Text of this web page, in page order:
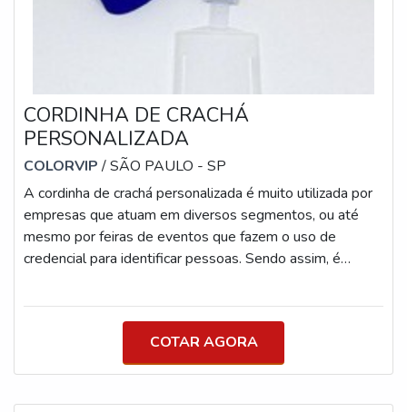
CORDINHA DE CRACHÁ
PERSONALIZADA
COLORVIP/ SÃO PAULO - SP
A cordinha de crachá personalizada é muito utilizada por
empresas que atuam em diversos segmentos, ou até
mesmo por feiras de eventos que fazem o uso de
credencial para identificar pessoas. Sendo assim, é
o tempo todo com o acessório no pescoço.O QUE É
CORDA DE CRACHÁ PERSONALIZADAAlém disso,
ele pode ser personalizado de diferentes maneiras, seja
com nome e logotipo da empresa ou até mesmo com
COTAR AGORA